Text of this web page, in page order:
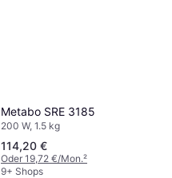
Metabo SRE 3185
200 W, 1.5 kg
114,20 €
Oder 19,72 €/Mon.²
9+ Shops